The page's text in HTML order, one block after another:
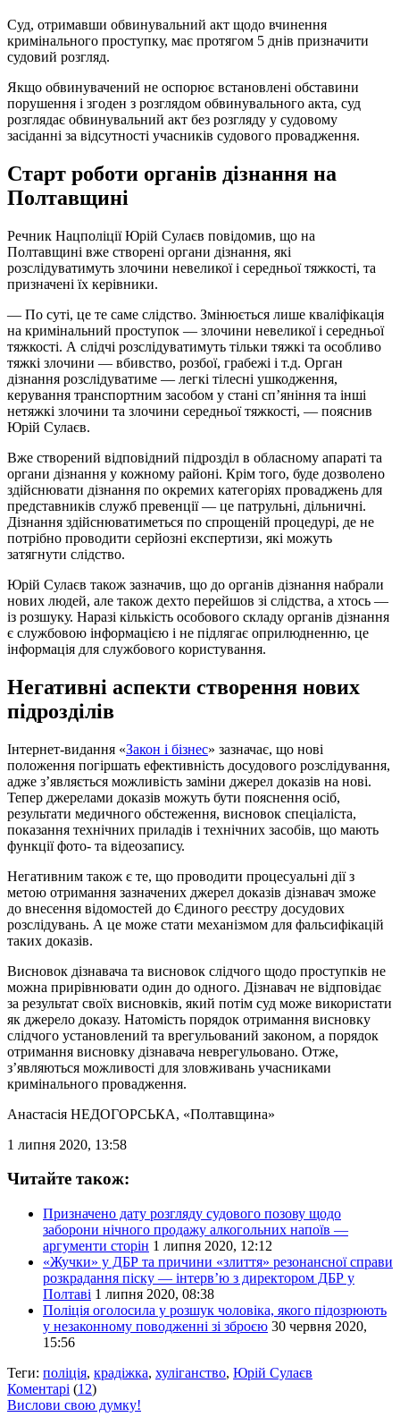
Суд, отримавши обвинувальний акт щодо вчинення
кримінального проступку, має протягом 5 днів призначити
судовий розгляд.
Якщо обвинувачений не оспорює встановлені обставини
порушення і згоден з розглядом обвинувального акта, суд
розглядає обвинувальний акт без розгляду у судовому
засіданні за відсутності учасників судового провадження.
Старт роботи органів дізнання на
Полтавщині
Речник Нацполіції Юрій Сулаєв повідомив, що на
Полтавщині вже створені органи дізнання, які
розслідуватимуть злочини невеликої і середньої тяжкості, та
призначені їх керівники.
— По суті, це те саме слідство. Змінюється лише кваліфікація
на кримінальний проступок — злочини невеликої і середньої
тяжкості. А слідчі розслідуватимуть тільки тяжкі та особливо
тяжкі злочини — вбивство, розбої, грабежі і т.д. Орган
дізнання розслідуватиме — легкі тілесні ушкодження,
керування транспортним засобом у стані сп’яніння та інші
нетяжкі злочини та злочини середньої тяжкості, — пояснив
Юрій Сулаєв.
Вже створений відповідний підрозділ в обласному апараті та
органи дізнання у кожному районі. Крім того, буде дозволено
здійснювати дізнання по окремих категоріях проваджень для
представників служб превенції — це патрульні, дільничні.
Дізнання здійснюватиметься по спрощеній процедурі, де не
потрібно проводити серйозні експертизи, які можуть
затягнути слідство.
Юрій Сулаєв також зазначив, що до органів дізнання набрали
нових людей, але також дехто перейшов зі слідства, а хтось —
із розшуку. Наразі кількість особового складу органів дізнання
є службовою інформацією і не підлягає оприлюдненню, це
інформація для службового користування.
Негативні аспекти створення нових
підрозділів
Інтернет-видання «Закон і бізнес» зазначає, що нові
положення погіршать ефективність досудового розслідування,
адже з’являється можливість заміни джерел доказів на нові.
Тепер джерелами доказів можуть бути пояснення осіб,
результати медичного обстеження, висновок спеціаліста,
показання технічних приладів і технічних засобів, що мають
функції фото- та відеозапису.
Негативним також є те, що проводити процесуальні дії з
метою отримання зазначених джерел доказів дізнавач зможе
до внесення відомостей до Єдиного реєстру досудових
розслідувань. А це може стати механізмом для фальсифікацій
таких доказів.
Висновок дізнавача та висновок слідчого щодо проступків не
можна прирівнювати один до одного. Дізнавач не відповідає
за результат своїх висновків, який потім суд може використати
як джерело доказу. Натомість порядок отримання висновку
слідчого установлений та врегульований законом, а порядок
отримання висновку дізнавача неврегульовано. Отже,
з’являються можливості для зловживань учасниками
кримінального провадження.
Анастасія НЕДОГОРСЬКА, «Полтавщина»
1 липня 2020, 13:58
Читайте також:
Призначено дату розгляду судового позову щодо
заборони нічного продажу алкогольних напоїв —
аргументи сторін 1 липня 2020, 12:12
«Жучки» у ДБР та причини «злиття» резонансної справи
розкрадання піску — інтерв’ю з директором ДБР у
Полтаві 1 липня 2020, 08:38
Поліція оголосила у розшук чоловіка, якого підозрюють
у незаконному поводженні зі зброєю 30 червня 2020,
15:56
Теги: поліція, крадіжка, хуліганство, Юрій Сулаєв
Коментарі (12)
Вислови свою думку!